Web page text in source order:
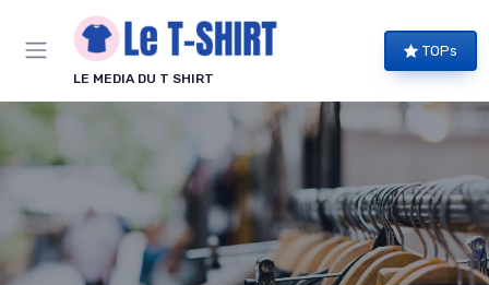
LE MEDIA DU T SHIRT
TOPs
Panneau de gestion des cookies